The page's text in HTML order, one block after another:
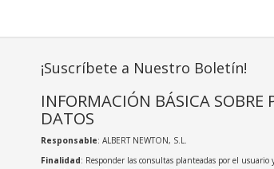
¡Suscríbete a Nuestro Boletín!
INFORMACIÓN BÁSICA SOBRE
DATOS
Responsable: ALBERT NEWTON, S.L.
Finalidad: Responder las consultas planteadas por el